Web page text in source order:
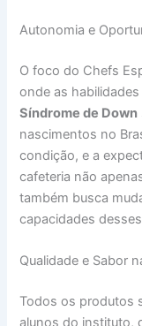
Autonomia e
O foco do Chefs
onde as
Síndrome de Down
nascimentos no
condição, e a
cafeteria não
também busca
capacidades
Qualidade e Sabor
Todos os produtos
alunos do instituto,